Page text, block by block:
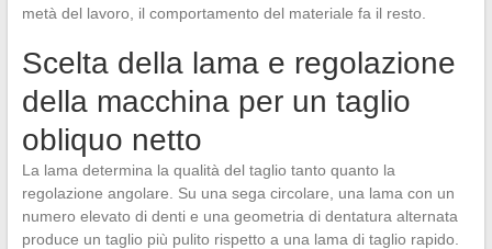
metà del lavoro, il comportamento del materiale fa il resto.
Scelta della lama e regolazione
della macchina per un taglio
obliquo netto
La lama determina la qualità del taglio tanto quanto la
regolazione angolare. Su una sega circolare, una lama con un
numero elevato di denti e una geometria di dentatura alternata
produce un taglio più pulito rispetto a una lama di taglio rapido.